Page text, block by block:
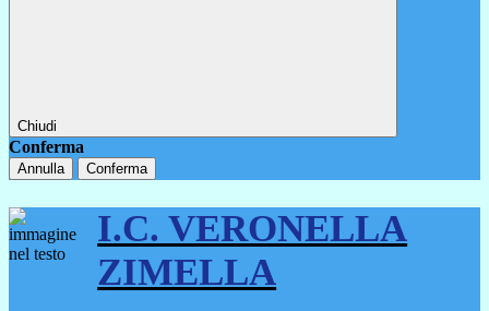
Chiudi
Conferma
Annulla Conferma
I.C. VERONELLA
ZIMELLA